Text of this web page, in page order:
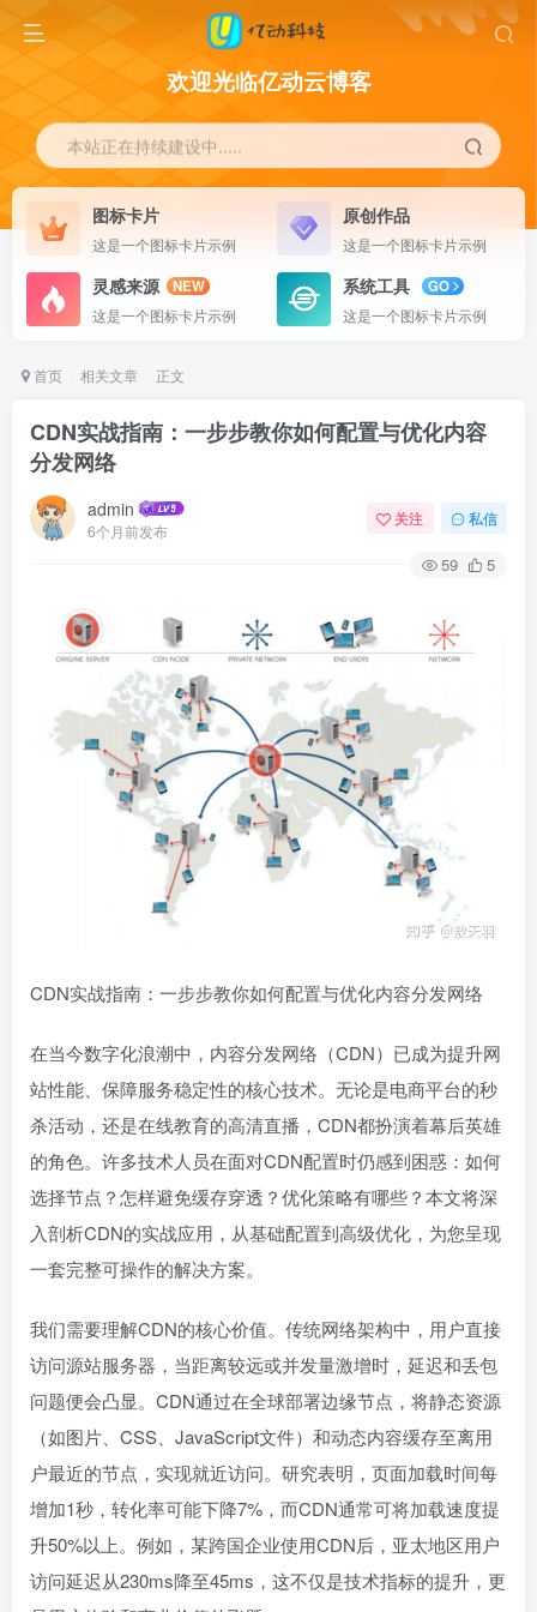
欢迎光临亿动云博客
本站正在持续建设中.....
图标卡片
这是一个图标卡片示例
原创作品
这是一个图标卡片示例
灵感来源
NEW
这是一个图标卡片示例
系统工具
GO
这是一个图标卡片示例
首页 相关文章 正文
CDN实战指南：一步步教你如何配置与优化内容
分发网络
admin
6个月前发布
关注 私信
59 5
CDN实战指南：一步步教你如何配置与优化内容分发网络
在当今数字化浪潮中，内容分发网络（CDN）已成为提升网
站性能、保障服务稳定性的核心技术。无论是电商平台的秒
杀活动，还是在线教育的高清直播，CDN都扮演着幕后英雄
的角色。许多技术人员在面对CDN配置时仍感到困惑：如何
选择节点？怎样避免缓存穿透？优化策略有哪些？本文将深
入剖析CDN的实战应用，从基础配置到高级优化，为您呈现
一套完整可操作的解决方案。
我们需要理解CDN的核心价值。传统网络架构中，用户直接
访问源站服务器，当距离较远或并发量激增时，延迟和丢包
问题便会凸显。CDN通过在全球部署边缘节点，将静态资源
（如图片、CSS、JavaScript文件）和动态内容缓存至离用
户最近的节点，实现就近访问。研究表明，页面加载时间每
增加1秒，转化率可能下降7%，而CDN通常可将加载速度提
升50%以上。例如，某跨国企业使用CDN后，亚太地区用户
访问延迟从230ms降至45ms，这不仅是技术指标的提升，更